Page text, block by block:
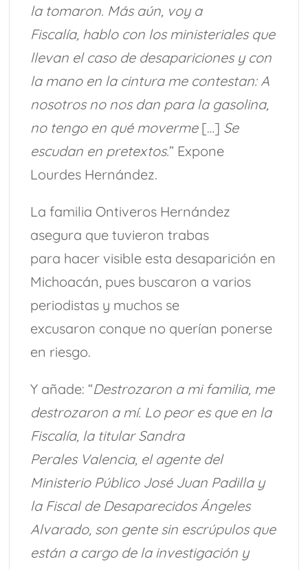
la tomaron. Más aún, voy a
Fiscalía, hablo con los ministeriales que
llevan el caso de desapariciones y con
la mano en la cintura me contestan: A
nosotros no nos dan para la gasolina,
no tengo en qué moverme […] Se
escudan en pretextos.” Expone
Lourdes Hernández.
La familia Ontiveros Hernández
asegura que tuvieron trabas
para hacer visible esta desaparición en
Michoacán, pues buscaron a varios
periodistas y muchos se
excusaron conque no querían ponerse
en riesgo.
Y añade: “Destrozaron a mi familia, me
destrozaron a mí. Lo peor es que en la
Fiscalía, la titular Sandra
Perales Valencia, el agente del
Ministerio Público José Juan Padilla y
la Fiscal de Desaparecidos Ángeles
Alvarado, son gente sin escrúpulos que
están a cargo de la investigación y